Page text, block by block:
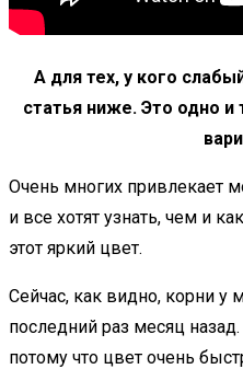
А для тех, у кого
статья ниже. Это одно
Очень многих привлекает
и все хотят узнать, чем и
этот яркий цвет.
Сейчас, как видно, корни у
последний раз месяц
потому что цвет очень